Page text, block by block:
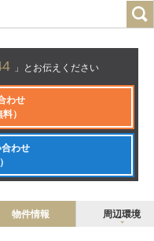
」とお伝えください
わせ
）
わせ
物件情報 周辺環境